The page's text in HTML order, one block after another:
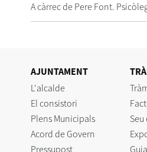
A càrrec de Pere Font.
AJUNTAMENT
L'alcalde
El consistori
Plens Municipals
Acord de Govern
Pressupost